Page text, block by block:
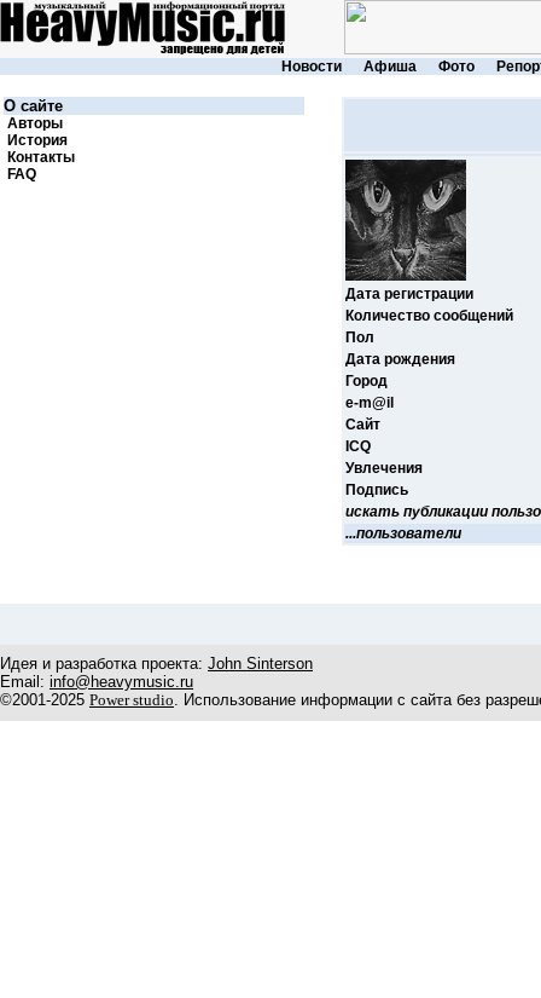
Новости Афиша Фото
О сайте
Авторы
История
Контакты
FAQ
Дата регистрации
Количество сообщений
Пол
Дата рождения
Город
e-m@il
Cайт
ICQ
Увлечения
Подпись
искать публикации
...пользователи
Идея и разработка проекта: John Sinterson
Email: info@heavymusic.ru
©2001-2025 Power studio. Использование информации с сайта без